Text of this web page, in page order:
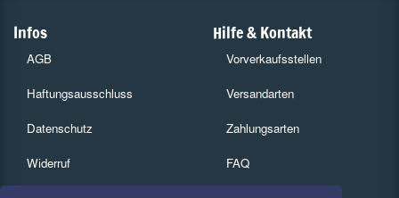
Infos
AGB
Haftungsausschluss
Datenschutz
Widerruf
Hilfe & Kontakt
Vorverkaufsstellen
Versandarten
Zahlungsarten
FAQ